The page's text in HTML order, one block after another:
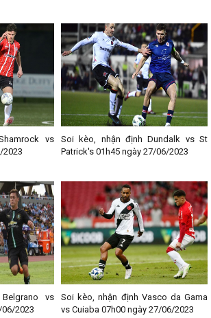
vs
2023
Soi kèo, nhận định Dundalk vs St
Patrick's 01h45 ngày 27/06/2023
vs
2023
Soi kèo, nhận định Vasco da Gama
vs Cuiaba 07h00 ngày 27/06/2023